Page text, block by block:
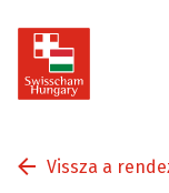
Vissza a